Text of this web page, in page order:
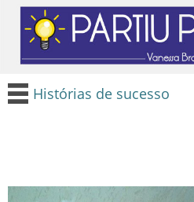
Histórias de sucesso